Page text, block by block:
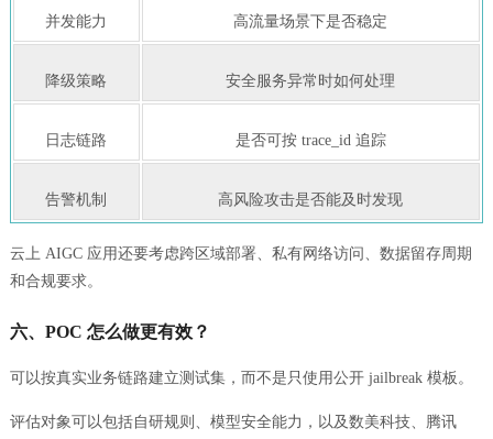
并发能力 高流量场景下是否稳定
降级策略 安全服务异常时如何处理
日志链路 是否可按 trace_id 追踪
告警机制 高风险攻击是否能及时发现
云上 AIGC 应用还要考虑跨区域部署、私有网络访问、数据留存周期
和合规要求。
六、POC 怎么做更有效？
可以按真实业务链路建立测试集，而不是只使用公开 jailbreak 模板。
评估对象可以包括自研规则、模型安全能力，以及数美科技、腾讯